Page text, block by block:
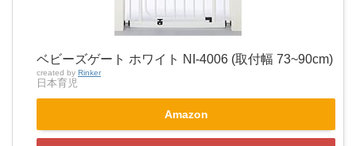
ベビーズゲート ホワイト NI-4006 (取付幅 73~90cm)
created by Rinker
日本育児
Amazon